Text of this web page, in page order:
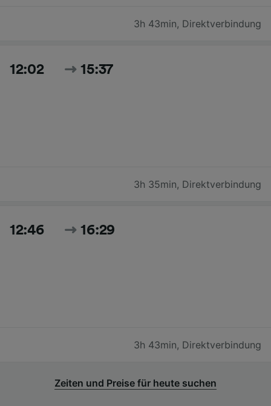
3h 43min, Direktverbindung
12:02 15:37
3h 35min, Direktverbindung
12:46 16:29
3h 43min, Direktverbindung
Zeiten und Preise für heute suchen